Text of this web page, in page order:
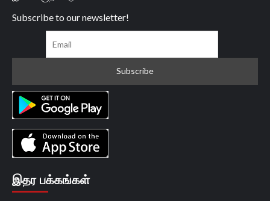
Subscribe to our newsletter!
இதர பக்கங்கள்